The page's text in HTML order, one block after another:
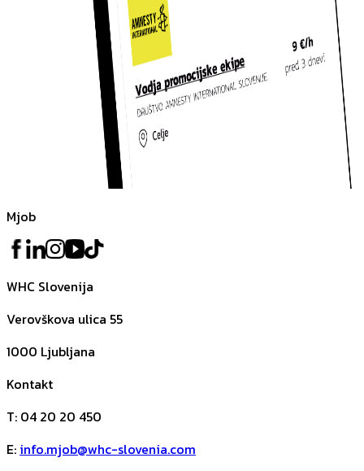
Mjob
WHC Slovenija
Verovškova ulica 55
1000 Ljubljana
Kontakt
T: 04 20 20 450
E: info.mjob@whc-slovenia.com